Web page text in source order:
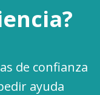
de confianza
ayuda